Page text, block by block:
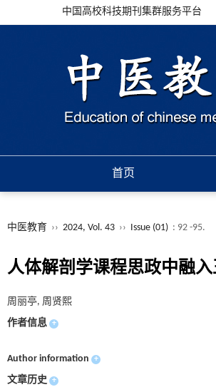
中国高校科技期刊集群服务平台
首页
中医教育 ›› 2024, Vol. 43 ›› Issue (01) : 92 -95.
人体解剖学课程思政中融
周丽亭, 周贤熙
作者信息 +
Author information +
文章历史 +